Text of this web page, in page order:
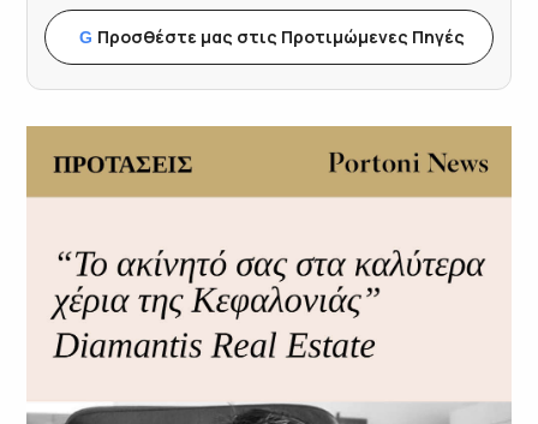
G Προσθέστε μας στις Προτιμώμενες Πηγές